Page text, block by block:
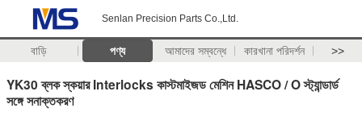
Senlan Precision Parts Co.,Ltd.
বাড়ি পণ্য আমাদের সম্বন্ধে কারখানা পরিদর্শন >>
YK30 ব্লক স্কয়ার Interlocks কাস্টমাইজড মেশিন HASCO / O স্ট্যান্ডার্ড
সঙ্গে সনাক্তকরণ